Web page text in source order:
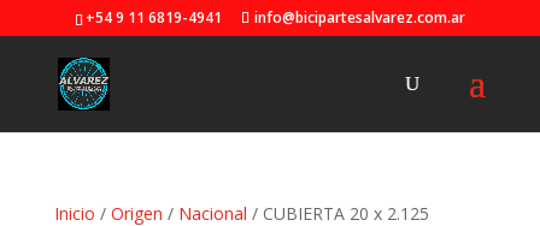
+54 9 11 6819-4941 info@bicipartesalvarez.com.ar
Inicio / Origen / Nacional / CUBIERTA 20 x 2.125